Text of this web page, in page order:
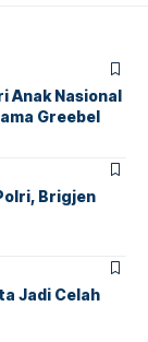
Anak Nasional
Greebel
Brigjen
Jadi Celah